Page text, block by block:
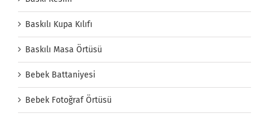
Baskılı Kupa Kılıfı
Baskılı Masa Örtüsü
Bebek Battaniyesi
Bebek Fotoğraf Örtüsü